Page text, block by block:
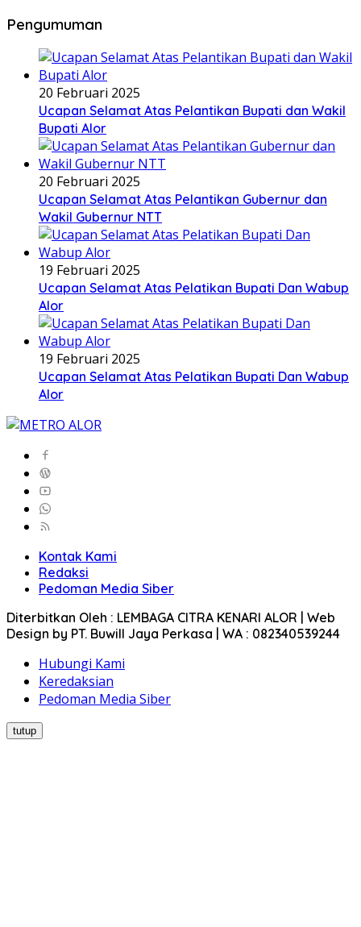
Pengumuman
20 Februari 2025
Ucapan Selamat Atas Pelantikan Bupati dan Wakil
Bupati Alor
20 Februari 2025
Ucapan Selamat Atas Pelantikan Gubernur dan
Wakil Gubernur NTT
19 Februari 2025
Ucapan Selamat Atas Pelatikan Bupati Dan Wabup
Alor
19 Februari 2025
Ucapan Selamat Atas Pelatikan Bupati Dan Wabup
Alor
Kontak Kami
Redaksi
Pedoman Media Siber
Diterbitkan Oleh : LEMBAGA CITRA KENARI ALOR | Web
Design by PT. Buwill Jaya Perkasa | WA : 082340539244
Hubungi Kami
Keredaksian
Pedoman Media Siber
tutup